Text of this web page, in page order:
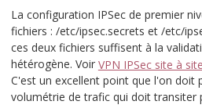
La configuration IPSec de premier
fichiers : /etc/ipsec.secrets et /etc/
ces deux fichiers suffisent à la
hétérogène. Voir VPN IPSec site à
C'est un excellent point que l'on doit
volumétrie de trafic qui doit transiter